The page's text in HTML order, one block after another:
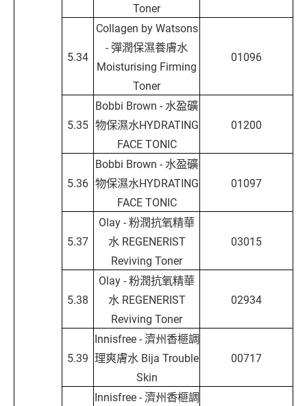
Toner
5.34
Collagen by Watsons
- 彈潤保濕養膚水
Moisturising Firming
Toner
01096
5.35
Bobbi Brown - 水盈礦
物保濕水HYDRATING
FACE TONIC
01200
5.36
Bobbi Brown - 水盈礦
物保濕水HYDRATING
FACE TONIC
01097
5.37
Olay - 粉潤抗氧精華
水 REGENERIST
Reviving Toner
03015
5.38
Olay - 粉潤抗氧精華
水 REGENERIST
Reviving Toner
02934
5.39
Innisfree - 濟州香榧調
理爽膚水 Bija Trouble
Skin
00717
Innisfree - 濟州香榧調